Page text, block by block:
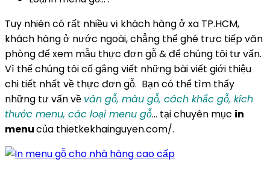
Tuy nhiên có rất nhiều vị khách hàng ở xa TP.HCM,
khách hàng ở nước ngoài, chẳng thể ghé trực tiếp văn
phòng để xem mẫu thực đơn gỗ & để chúng tôi tư vấn.
Vì thế chúng tôi cố gắng viết những bài viết giới thiệu
chi tiết nhất về thực đơn gỗ. Bạn có thể tìm thấy
những tư vấn về vân gỗ, màu gỗ, cách khắc gỗ, kích
thước menu, các loại menu gỗ… tại chuyên mục in
menucủa thietkekhainguyen.com/.